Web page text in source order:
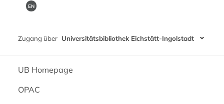
EN
Zugang über Universitätsbibliothek Eichstätt-Ingolstadt
UB Homepage
OPAC